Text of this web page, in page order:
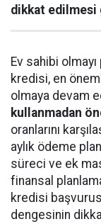
dikkat edilmesi
Ev sahibi
kredisi, en
olmaya devam
kullanmadan
oranlarını
aylık ödeme
süreci ve ek
finansal
kredisi
dengesinin